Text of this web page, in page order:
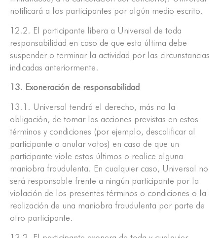
notificará a los participantes por algún medio escrito.
12.2. El participante libera a Universal de toda
responsabilidad en caso de que esta última debe
suspender o terminar la actividad por las circunstancias
indicadas anteriormente.
13. Exoneración de responsabilidad
13.1. Universal tendrá el derecho, más no la
obligación, de tomar las acciones previstas en estos
términos y condiciones (por ejemplo, descalificar al
participante o anular votos) en caso de que un
participante viole estos últimos o realice alguna
maniobra fraudulenta. En cualquier caso, Universal no
será responsable frente a ningún participante por la
violación de los presentes términos o condiciones o la
realización de una maniobra fraudulenta por parte de
otro participante.